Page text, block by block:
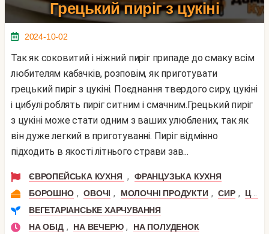
Грецький пиріг з цукіні
2024-10-02
Так як соковитий і ніжний пиріг припаде до смаку всім
любителям кабачків, розповім, як приготувати
грецький пиріг з цукіні. Поєднання твердого сиру, цукіні
і цибулі роблять пиріг ситним і смачним.Грецький пиріг
з цукіні може стати одним з ваших улюблених, так як
він дуже легкий в приготуванні. Пиріг відмінно
підходить в якості літнього страви зав...
ЄВРОПЕЙСЬКА КУХНЯ ,
ФРАНЦУЗЬКА КУХНЯ
БОРОШНО , ОВОЧІ , МОЛОЧНІ ПРОДУКТИ , СИР ,
ЦИБУЛЯ
ВЕГЕТАРІАНСЬКЕ ХАРЧУВАННЯ
НА ОБІД , НА ВЕЧЕРЮ ,
НА ПОЛУДЕНОК